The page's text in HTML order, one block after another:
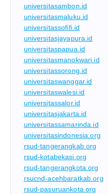
universitasambon.id
universitasmaluku.id
universitassofifi.id
universitasjayapura.id
universitaspapua.id
universitasmanokwari.id
universitassorong.id
universitaswanggar.id
universitaswalesi.id
universitassalor.id
universitasjakarta.id
universitassamarinda.id
universitasindonesia.org
rsud-tangerangkab.org
rsud-kotabekasi.org
rsud-tangerangkota.org
rsucnd-acehbaratkab.org
rsud-pasuruankota.org